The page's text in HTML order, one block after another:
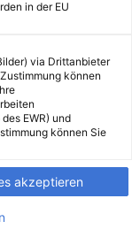
in der EU
via Drittanbieter
können
EWR) und
können Sie
akzeptieren